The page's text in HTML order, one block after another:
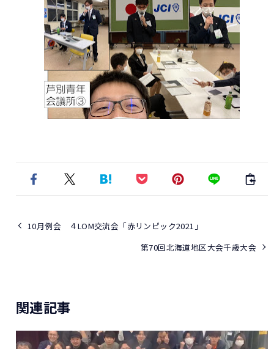
10月例会 ４LOM交流会「赤リンピック2021」
第70回北海道地区大会千歳大会
関連記事